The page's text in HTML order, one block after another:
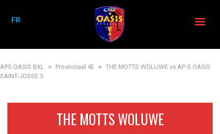
APS OASIS BXL > Provinciaal 4E > THE MOTTS WOLUWE vs AP-S OASIS
SAINT-JOSSE 5
THE MOTTS WOLUWE
FR